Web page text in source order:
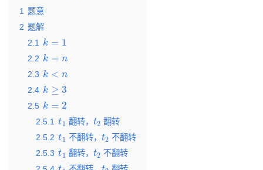
1 题意
2 题解
2.1
k
2.2 k
2.3 k
2.4 k ≥3
2.5 k
2.5.1 t 翻转， t2
翻转
2.5.2 t 不翻转， t2
不翻转
2.5.3 t 翻转， t2
不翻转
t t2